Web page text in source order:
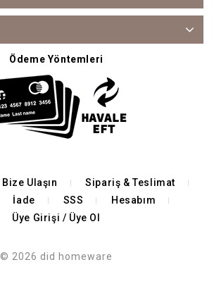
Ödeme Yöntemleri
Bize Ulaşın
Sipariş & Teslimat
İade SSS
Hesabım
Üye Girişi / Üye Ol
© 2026 did homeware